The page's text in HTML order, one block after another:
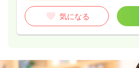
気になる